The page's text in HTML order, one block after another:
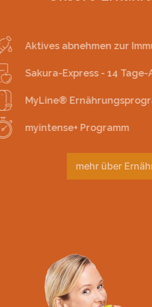
Aktives abnehmen zur
Sakura-Express - 14
MyLine®
myintense+ Programm
mehr über